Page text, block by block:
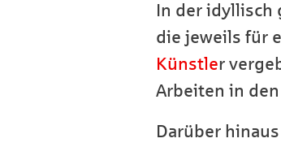
In der idyllisch
die jeweils für
Künstler
Arbeiten in
Darüber